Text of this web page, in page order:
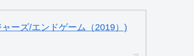
ーズ/エンドゲーム（2019）)